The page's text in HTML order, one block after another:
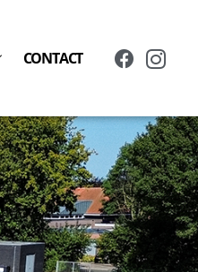
CONTACT